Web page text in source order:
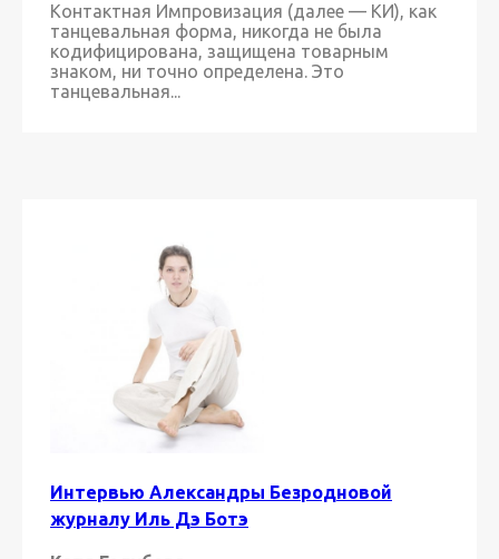
Контактная Импровизация (далее — КИ), как
танцевальная форма, никогда не была
кодифицирована, защищена товарным
знаком, ни точно определена. Это
танцевальная...
Интервью Александры Безродновой
журналу Иль Дэ Ботэ